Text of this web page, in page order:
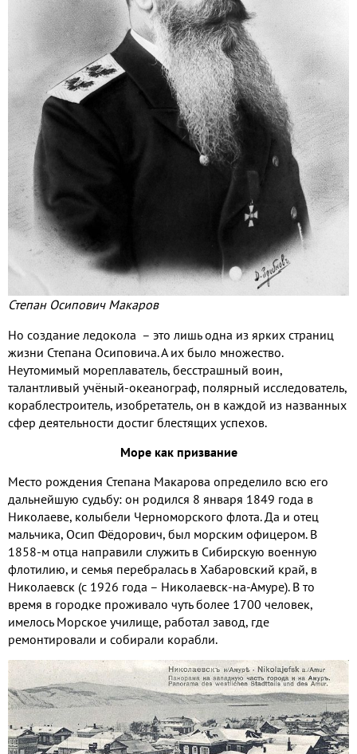
Степан Осипович Макаров
Но создание ледокола – это лишь одна из ярких страниц
жизни Степана Осиповича. А их было множество.
Неутомимый мореплаватель, бесстрашный воин,
талантливый учёный-океанограф, полярный исследователь,
кораблестроитель, изобретатель, он в каждой из названных
сфер деятельности достиг блестящих успехов.
Море как призвание
Место рождения Степана Макарова определило всю его
дальнейшую судьбу: он родился 8 января 1849 года в
Николаеве, колыбели Черноморского флота. Да и отец
мальчика, Осип Фёдорович, был морским офицером. В
1858-м отца направили служить в Сибирскую военную
флотилию, и семья перебралась в Хабаровский край, в
Николаевск (с 1926 года – Николаевск-на-Амуре). В то
время в городке проживало чуть более 1700 человек,
имелось Морское училище, работал завод, где
ремонтировали и собирали корабли.